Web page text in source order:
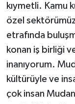
kıymetli. Kamu
özel
etrafında
konan iş birliği
inanıyorum.
kültürüyle ve
çok insan